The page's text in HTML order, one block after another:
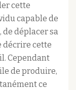
cette
capable de
déplacer sa
décrire cette
Cependant
de produire,
ce